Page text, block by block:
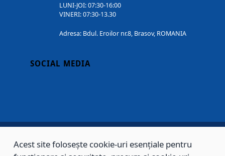
LUNI-JOI: 07:30-16:00
VINERI: 07:30-13.30
Adresa: Bdul. Eroilor nr.8, Brasov, ROMANIA
SOCIAL MEDIA
Copyright © 2002 - 2026 - PRIMĂRIA MUNICIPIULUI BRAȘOV, toate drepturile
Acest site folosește cookie-uri esențiale pentru